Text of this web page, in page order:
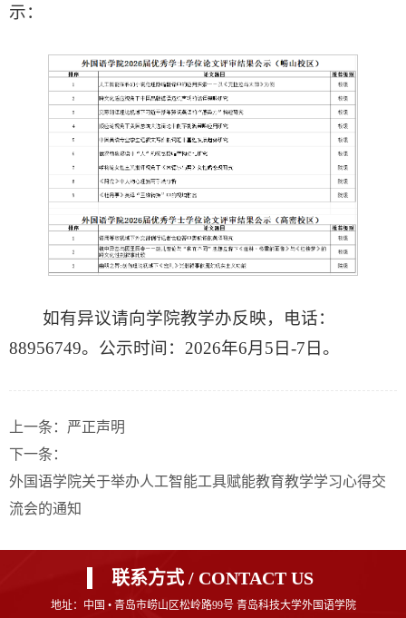
示：
如有异议请向学院教学办反映，电话：
88956749。公示时间：2026年6月5日-7日。
上一条： 严正声明
下一条：
外国语学院关于举办人工智能工具赋能教育教学学习心得交
流会的通知
联系方式 / CONTACT US
地址：中国 • 青岛市崂山区松岭路99号 青岛科技大学外国语学院